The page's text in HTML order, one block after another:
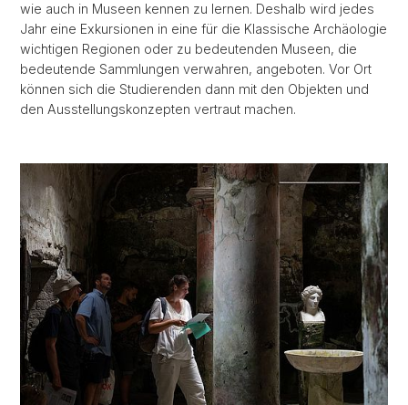
wie auch in Museen kennen zu lernen. Deshalb wird jedes
Jahr eine Exkursionen in eine für die Klassische Archäologie
wichtigen Regionen oder zu bedeutenden Museen, die
bedeutende Sammlungen verwahren, angeboten. Vor Ort
können sich die Studierenden dann mit den Objekten und
den Ausstellungskonzepten vertraut machen.